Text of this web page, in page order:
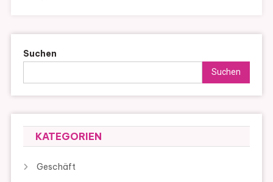
Suchen
Suchen
KATEGORIEN
Geschäft